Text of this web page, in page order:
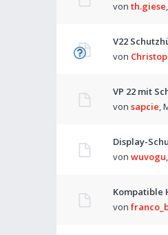
von th.giese,
V22
von
VP 22 mit
von sapcie,
Display-
von wuvogu,
Kompatible
von